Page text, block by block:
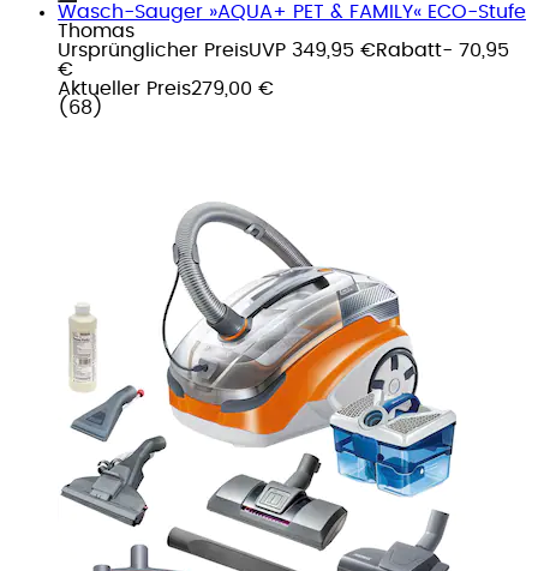
Wasch-Sauger »AQUA+ PET & FAMILY« ECO-Stufe
Thomas
Ursprünglicher PreisUVP 349,95 €Rabatt- 70,95
€
Aktueller Preis279,00 €
( 68 )